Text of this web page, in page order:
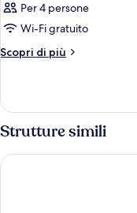
Per 4 persone
Wi-Fi gratuito
Scopri di più
Altri
Strutture simili
Royal Hotel Carlton